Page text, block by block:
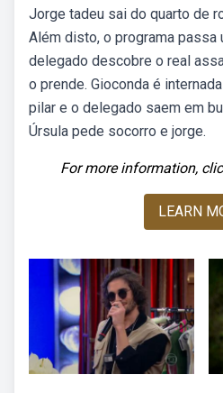
Jorge tadeu sai do quarto de
Além disto, o programa passa
delegado descobre o real
o prende. Gioconda é
pilar e o delegado saem em
Úrsula pede socorro e jorge.
For more information,
LEARN